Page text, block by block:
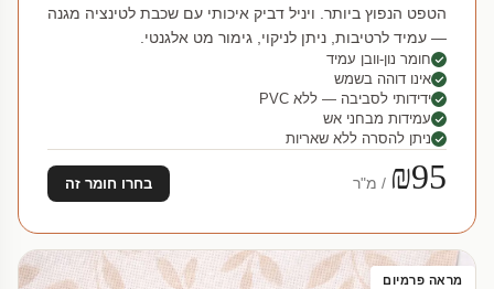
הטפט הנפוץ ביותר. ויניל דביק איכותי עם שכבת לטינציה מגנה
— עמיד לרטיבות, ניתן לניקוי, גימור מט אלגנטי.
חומר נון-וובן עמיד
אינו דוהה בשמש
ידידותי לסביבה — ללא PVC
עמידות מבחני אש
ניתן להסרה ללא שאריות
₪95 / מ"ר בחרו חומר זה
מראה פרמיום